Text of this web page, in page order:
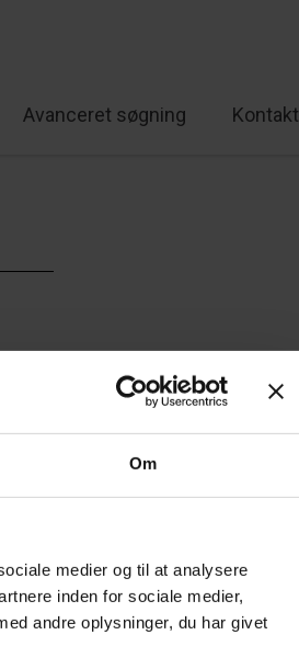
Om
medier og til at analysere
inden for sociale medier,
andre oplysninger, du har givet
Avanceret søgning Kontakt